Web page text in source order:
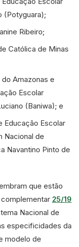
(Potyguara);
Ribeiro;
Católica de Minas
Amazonas e
Escolar
(Baniwa); e
Educação Escolar
Nacional de
Navantino Pinto de
que estão
25/19
Nacional de
especificidades da
modelo de